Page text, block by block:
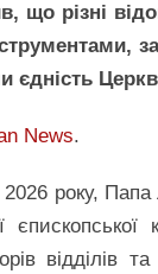
що різні
єдність
News.
року, Папа
єпископської
відділів